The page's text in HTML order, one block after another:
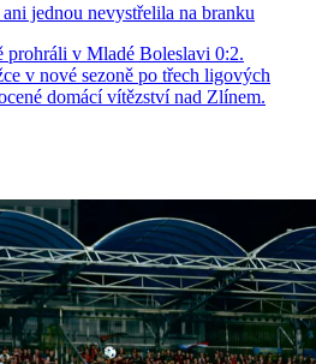
jednou nevystřelila na branku
prohráli v Mladé Boleslavi 0:2.
v nové sezoně po třech ligových
domácí vítězství nad Zlínem.